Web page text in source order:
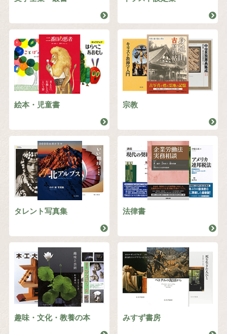
絵本・児童書 宗教
タレント写真集 法律書
趣味・文化・教養の本 みすず書房